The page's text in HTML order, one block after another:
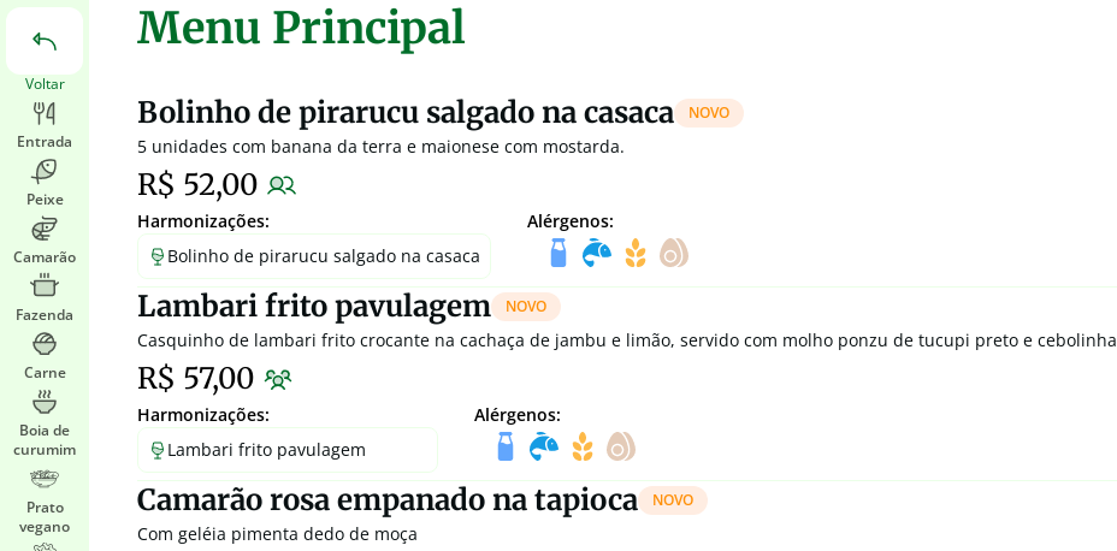
Voltar
Entrada
Peixe
Camarão
Fazenda
Carne
Boia de
curumim
Prato
vegano
Menu Principal
Bolinho de pirarucu salgado na casaca NOVO
5 unidades com banana da terra e maionese com mostarda.
R$ 52,00
Harmonizações:
Bolinho de pirarucu salgado na casaca
Alérgenos:
Lambari frito pavulagem NOVO
Casquinho de lambari frito crocante na cachaça de jambu e limão, servido com molho ponzu de tucupi preto e cebolinha
R$ 57,00
Harmonizações:
Lambari frito pavulagem
Alérgenos:
Camarão rosa empanado na tapioca NOVO
Com geléia pimenta dedo de moça